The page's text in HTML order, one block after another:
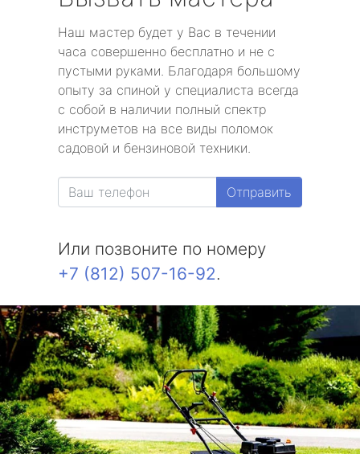
Наш мастер будет у Вас в течении
часа совершенно бесплатно и не с
пустыми руками. Благодаря большому
опыту за спиной у специалиста всегда
с собой в наличии полный спектр
инструметов на все виды поломок
садовой и бензиновой техники.
Отправить
Или позвоните по номеру
+7 (812) 507-16-92.